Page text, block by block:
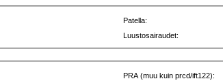
Patella:
Luustosairaudet:
PRA (muu kuin prcd/ift122):